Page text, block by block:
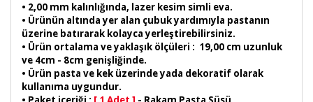
• 2,00 mm kalınlığında, lazer kesim simli eva.
• Ürünün altında yer alan çubuk yardımıyla pastanın
üzerine batırarak kolayca yerleştirebilirsiniz.
• Ürün ortalama ve yaklaşık ölçüleri : 19,00 cm uzunluk
ve 4cm - 8cm genişliğinde.
• Ürün pasta ve kek üzerinde yada dekoratif olarak
kullanıma uygundur.